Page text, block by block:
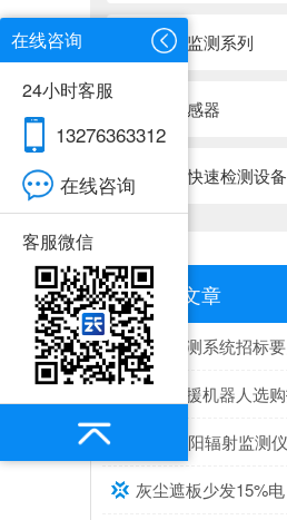
智慧环境监测系列
物联网传感器
动物疫病快速检测设备
推荐文章
在线咨询
24小时客服
13276363312
在线咨询
客服微信